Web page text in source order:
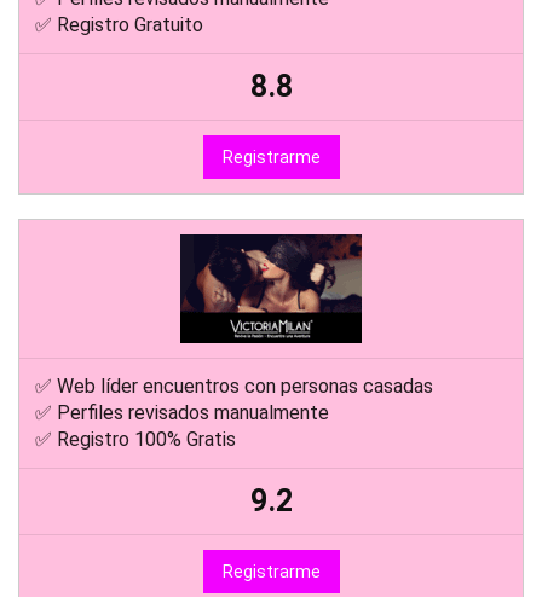
✅ Registro Gratuito
8.8
Registrarme
✅ Web líder encuentros con personas casadas
✅ Perfiles revisados manualmente
✅ Registro 100% Gratis
9.2
Registrarme